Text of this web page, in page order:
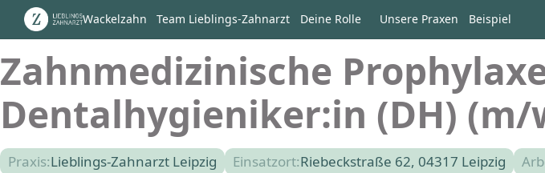
Wackelzahn Team Lieblings-Zahnarzt Deine Rolle Unsere Praxen Beispiel
Zahnmedizinische
Dentalhygieniker:in (DH) (m/
Praxis:Lieblings-Zahnarzt Leipzig Einsatzort:Riebeckstraße 62, 04317 Leipzig